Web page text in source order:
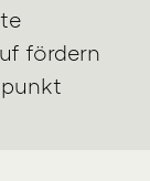
fördern